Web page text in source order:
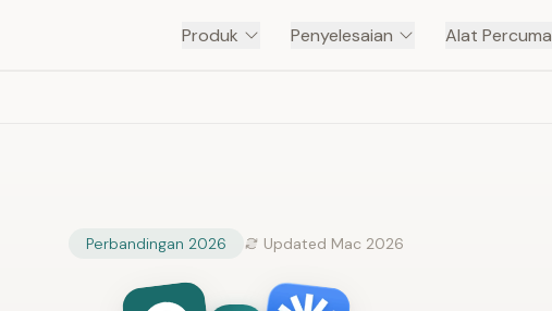
Produk Penyelesaian Alat Percuma
Perbandingan 2026 Updated Mac 2026